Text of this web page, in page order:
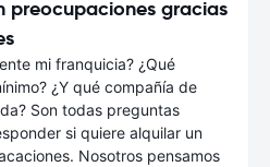
preocupaciones gracias
mi franquicia? ¿Qué
¿Y qué compañía de
Son todas preguntas
si quiere alquilar un
Nosotros pensamos